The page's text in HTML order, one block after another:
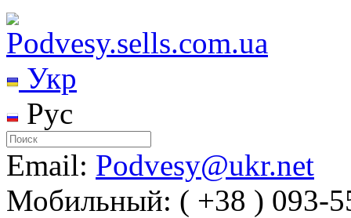
Укр
Рус
Email: Podvesy@ukr.net
Мобильный: ( +38 ) 093-